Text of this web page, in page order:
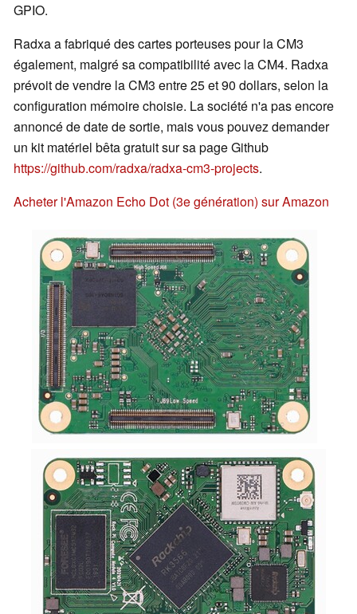
GPIO.
Radxa a fabriqué des cartes porteuses pour la CM3
également, malgré sa compatibilité avec la CM4. Radxa
prévoit de vendre la CM3 entre 25 et 90 dollars, selon la
configuration mémoire choisie. La société n'a pas encore
annoncé de date de sortie, mais vous pouvez demander
un kit matériel bêta gratuit sur sa page Github
https://github.com/radxa/radxa-cm3-projects.
Acheter l'Amazon Echo Dot (3e génération) sur Amazon